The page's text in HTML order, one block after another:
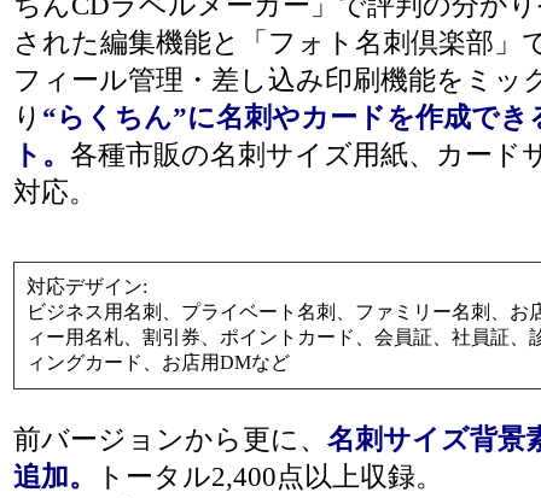
された編集機能と「フォト名刺倶楽部」
フィール管理・差し込み印刷機能をミッ
り “らくちん”に名刺やカードを作成でき
ト。 各種市販の名刺サイズ用紙、カード
対応。
対応デザイン:
ビジネス用名刺、プライベート名刺、ファミリー名刺、お
ィー用名札、割引券、ポイントカード、会員証、社員証、
ィングカード、お店用DMなど
前バージョンから更に、 名刺サイズ背景
追加。
トータル2,400点以上収録。